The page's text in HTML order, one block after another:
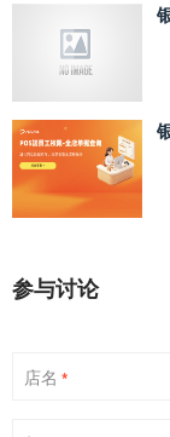
参与讨论
店名 *